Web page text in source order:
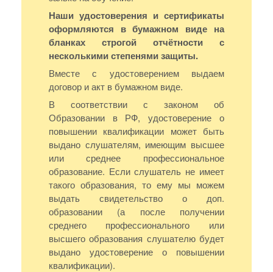
Наши удостоверения и сертификаты
оформляются в бумажном виде на
бланках строгой отчётности с
несколькими степенями защиты.
Вместе с удостоверением выдаем
договор и акт в бумажном виде.
В соответствии с законом об
Образовании в РФ, удостоверение о
повышении квалификации может быть
выдано слушателям, имеющим высшее
или среднее профессиональное
образование. Если слушатель не имеет
такого образования, то ему мы можем
выдать свидетельство о доп.
образовании (а после получении
среднего профессионального или
высшего образования слушателю будет
выдано удостоверение о повышении
квалификации).